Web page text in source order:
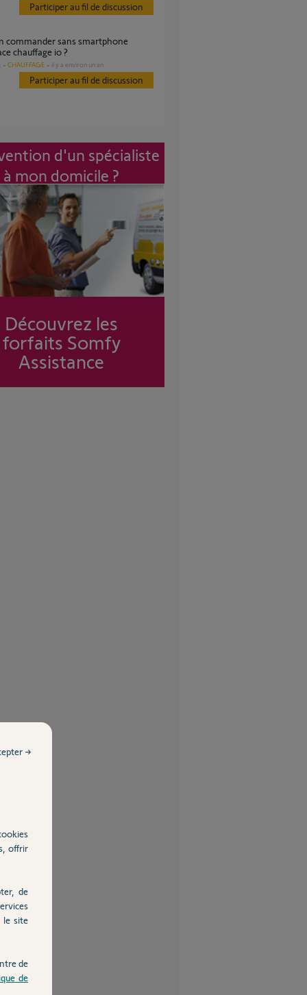
Participer au fil de discussion
chauffage io ?
CHAUFFAGE il y a environ un an
Participer au fil de discussion
d'un spécialiste
à mon domicile ?
Découvrez les
forfaits Somfy
Assistance
offrir
de
le site
de
de
→